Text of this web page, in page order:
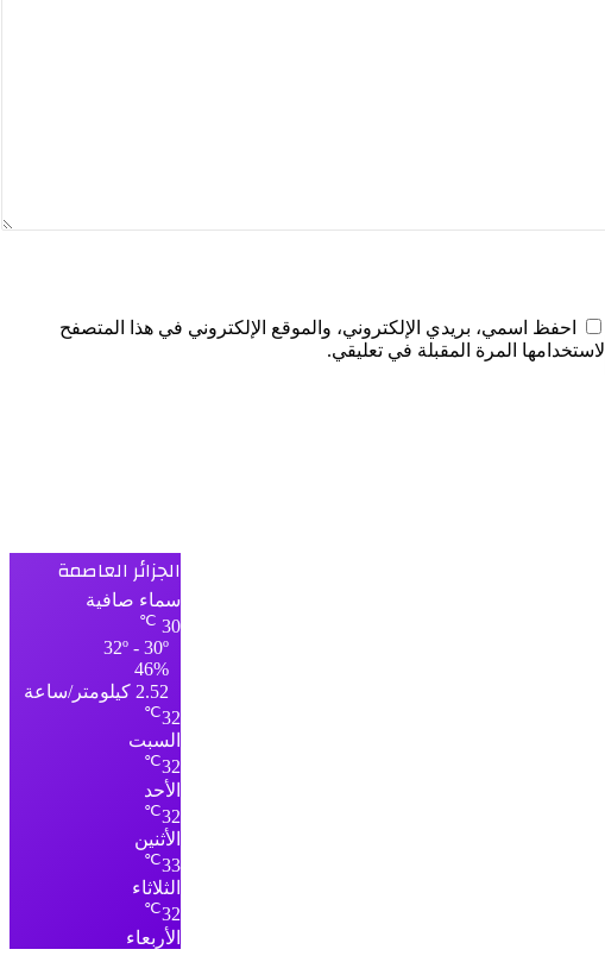
احفظ اسمي، بريدي الإلكتروني، والموقع الإلكتروني في هذا المتصفح
لاستخدامها المرة المقبلة في تعليقي.
الجزائر العاصمة
سماء صافية
30
℃
32º - 30º
46%
2.52 كيلومتر/ساعة
32
℃
السبت
32
℃
الأحد
32
℃
الأثنين
33
℃
الثلاثاء
32
℃
الأربعاء